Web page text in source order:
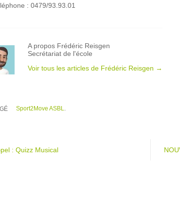
: 0479/93.93.01
A propos Frédéric Reisgen
Secrétariat de l'école
Voir tous les articles de Frédéric Reisgen →
Sport2Move ASBL.
: Quizz Musical